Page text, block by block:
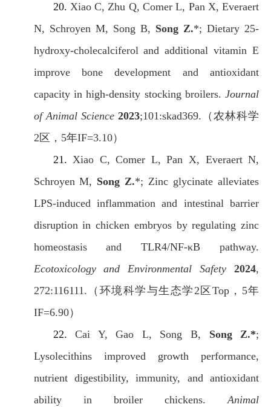
20. Xiao C, Zhu Q, Comer L, Pan X, Everaert
N, Schroyen M, Song B, Song Z.*; Dietary 25-
hydroxy-cholecalciferol and additional vitamin E
improve bone development and antioxidant
capacity in high-density stocking broilers.Journal
of Animal Science 2023;101:skad369. （农林科学
2 区， 5年IF=3.10）
21.Xiao C, Comer L, Pan X, Everaert N,
Schroyen M, Song Z.*; Zinc glycinate alleviates
LPS-induced inflammation and intestinal barrier
disruption in chicken embryos by regulating zinc
homeostasis and TLR4/NF-κB pathway.
Ecotoxicology and Environmental Safety
2024,
272:116111. （环境科学与生态学2 区 Top， 5年
IF=6.90）
22.Cai Y, Gao L, Song B, Song Z.*;
Lysolecithins improved growth performance,
nutrient digestibility, immunity, and antioxidant
ability in broiler chickens.Animal